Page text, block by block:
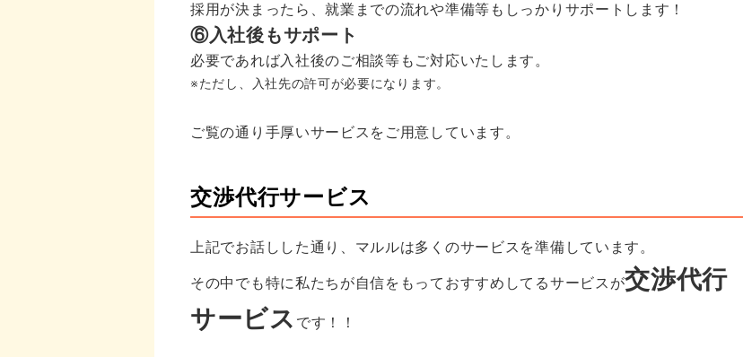
採用が決まったら、就業までの流れや準備等もしっかりサポートします！
⑥入社後もサポート
必要であれば入社後のご相談等もご対応いたします。
※ただし、入社先の許可が必要になります。
ご覧の通り手厚いサービスをご用意しています。
交渉代行サービス
上記でお話しした通り、マルルは多くのサービスを準備しています。
その中でも特に私たちが自信をもっておすすめしてるサービスが交渉代行
サービス です！！